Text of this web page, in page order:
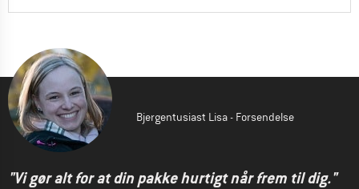
Bjergentusiast Lisa - Forsendelse
"Vi gør alt for at din pakke hurtigt når frem til dig."